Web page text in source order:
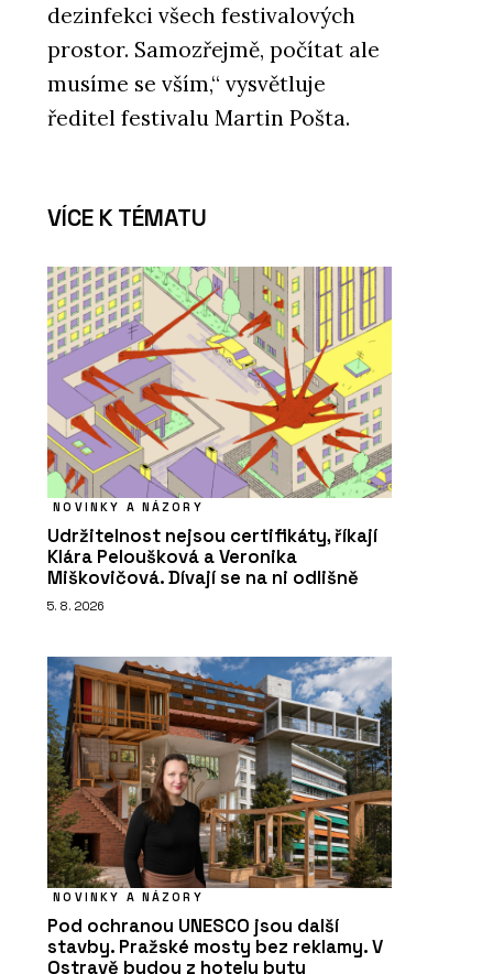
dezinfekci všech festivalových
prostor. Samozřejmě, počítat ale
musíme se vším,“ vysvětluje
ředitel festivalu Martin Pošta.
VÍCE K TÉMATU
NOVINKY A NÁZORY
Udržitelnost nejsou certifikáty, říkají
Klára Peloušková a Veronika
Miškovičová. Dívají se na ni odlišně
5. 8. 2026
NOVINKY A NÁZORY
Pod ochranou UNESCO jsou další
stavby. Pražské mosty bez reklamy. V
Ostravě budou z hotelu byty